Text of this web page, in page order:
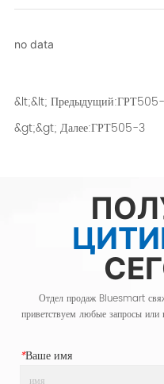
no data
&lt;&lt; Предыдущий:ГРТ505-
&gt;&gt; Далее:ГРТ505-3
Отдел продаж Bluesmart
приветствуем любые запросы или
*Ваше имя